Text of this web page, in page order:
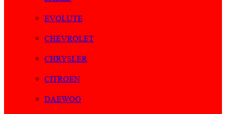
EVOLUTE
CHEVROLET
CHRYSLER
CITROEN
DAEWOO